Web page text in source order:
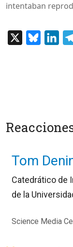
intentaban
Bluesky
Tom
Catedrático de
de la
Science Media